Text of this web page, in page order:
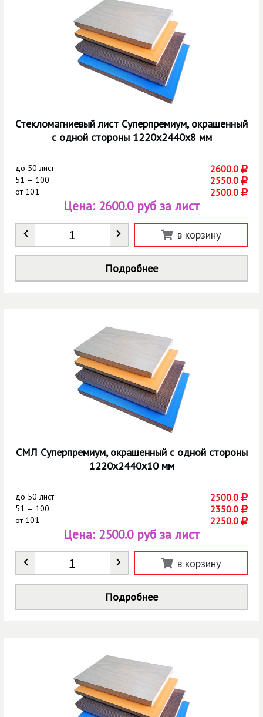
Стекломагниевый лист Суперпремиум, окрашенный
с одной стороны 1220х2440х8 мм
до 50 лист 2600.0
51 — 100 2550.0
от101 2500.0
Количество
Цена: 2600.0 руб за лист
в корзину
Подробнее
СМЛ Суперпремиум, окрашенный с одной стороны
1220х2440х10 мм
до 50 лист 2500.0
51 — 100 2350.0
от101 2250.0
Количество
Цена: 2500.0 руб за лист
в корзину
Подробнее